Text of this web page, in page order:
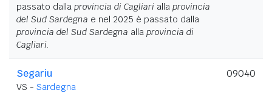
passato dalla provincia di Cagliari alla provincia
del Sud Sardegna e nel 2025 è passato dalla
provincia del Sud Sardegna alla provincia di
Cagliari.
Segariu
VS - Sardegna
09040